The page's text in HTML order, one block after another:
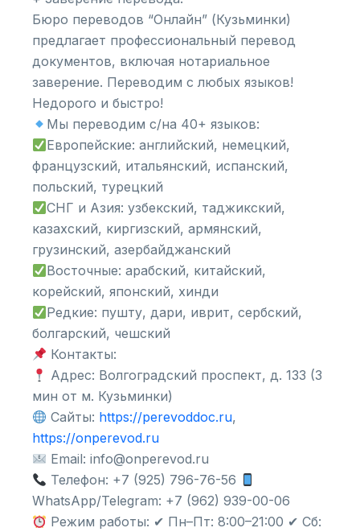
Бюро переводов “Онлайн” (Кузьминки)
предлагает профессиональный перевод
документов, включая нотариальное
заверение. Переводим с любых языков!
Недорого и быстро!
Мы переводим с/на 40+ языков:
Европейские: английский, немецкий,
французский, итальянский, испанский,
польский, турецкий
СНГ и Азия: узбекский, таджикский,
казахский, киргизский, армянский,
грузинский, азербайджанский
Восточные: арабский, китайский,
корейский, японский, хинди
Редкие: пушту, дари, иврит, сербский,
болгарский, чешский
Контакты:
Адрес: Волгоградский проспект, д. 133 (3
мин от м. Кузьминки)
Сайты: https://perevoddoc.ru,
https://onperevod.ru
Email: info@onperevod.ru
Телефон: +7 (925) 796-76-56
WhatsApp/Telegram: +7 (962) 939-00-06
Режим работы: ✔ Пн–Пт: 8:00–21:00 ✔ Сб: